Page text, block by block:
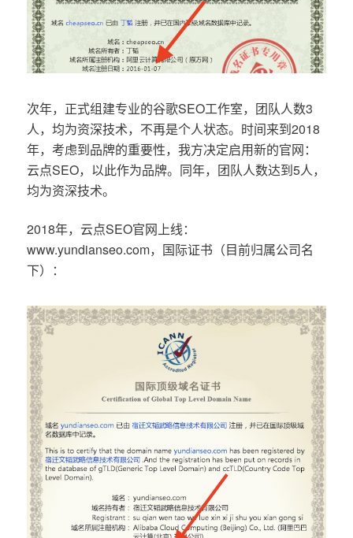
次年，正式组建专业的谷歌SEO工作室，团队人数3
人，均为资深技术，不再是个人状态。时间来到2018
年，考虑到品牌的重要性，我方决定启用新的官网：
云点SEO，以此作为品牌。同年，团队人数达到5人，
均为资深技术。
2018年，云点SEO官网上线：
www.yundianseo.com，国际证书（目前归属公司名
下）：